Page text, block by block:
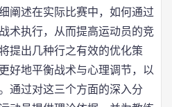
阐述在实际比赛中，如何通过
术执行，从而提高运动员的竞
提出几种行之有效的优化策
好地平衡战术与心理调节，以
通过对这三个方面的深入分